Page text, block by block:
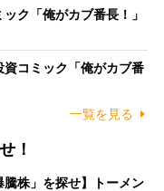
ク「俺がカブ番長！」
コミック「俺がカブ番
一覧を見る
！
騰株」を探せ】トーメン